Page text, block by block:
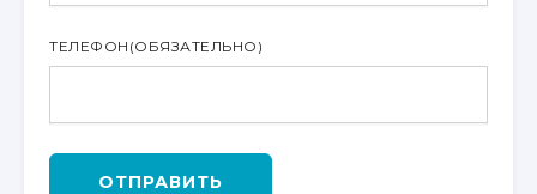
ТЕЛЕФОН (ОБЯЗАТЕЛЬНО)
ОТПРАВИТЬ